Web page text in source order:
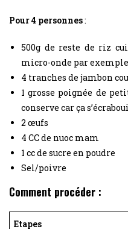
Pour 4 personnes:
500g de reste de riz
micro-onde par
4 tranches de jambon
1 grosse poignée de
conserve car ça
2 œufs
4 CC de nuoc mam
1 cc de sucre en poudre
Sel/poivre
Comment procéder :
Etapes